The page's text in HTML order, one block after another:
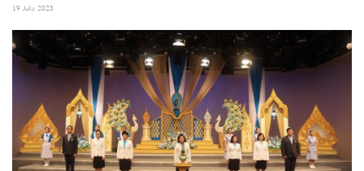
19 July 2023